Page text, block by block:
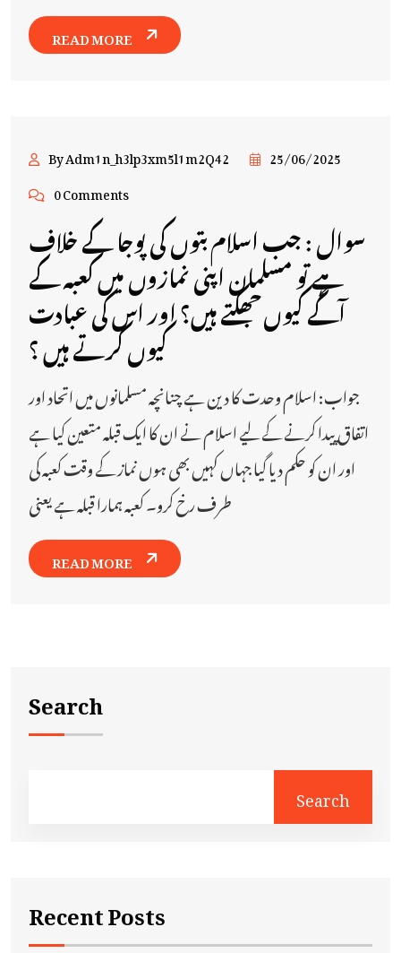
READ MORE
By Adm1n_h3lp3xm5l1m2Q42
25/06/2025
0 Comments
سوال : جب اسلام بتوں کی پوجا کے خلاف
ہے تو مسلمان اپنی نمازوں میں کعبہ کے
آگے کیوں جھکتے ہیں؟ اور اس کی عبادت
کیوں کرتے ہیں ؟
جواب: اسلام وحدت کا دین ہے چنانچہ مسلمانوں میں اتحاد اور
اتفاق پیدا کرنے کے لیے اسلام نے ان کا ایک قبلہ متعین کیا ہے
اور ان کو حکم دیا گیا جہاں کہیں بھی ہوں نماز کے وقت کعبہ کی
طرف رخ کرو۔ کعبہ ہمارا قبلہ ہے یعنی
READ MORE
Search
Search
Recent Posts